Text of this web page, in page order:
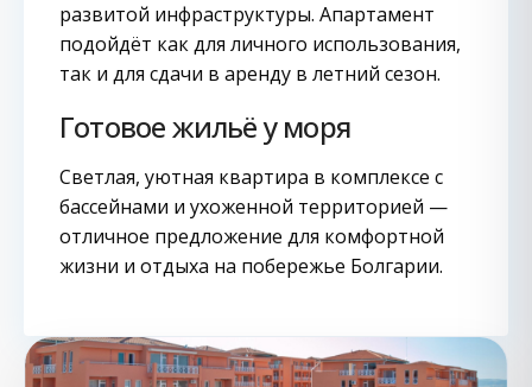
развитой инфраструктуры. Апартамент
подойдёт как для личного использования,
так и для сдачи в аренду в летний сезон.
Готовое жильё у моря
Светлая, уютная квартира в комплексе с
бассейнами и ухоженной территорией —
отличное предложение для комфортной
жизни и отдыха на побережье Болгарии.